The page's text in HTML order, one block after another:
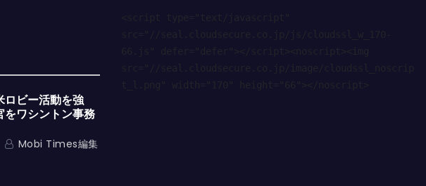
ロビー活動を強
ワシントン事務
Mobi Times編集